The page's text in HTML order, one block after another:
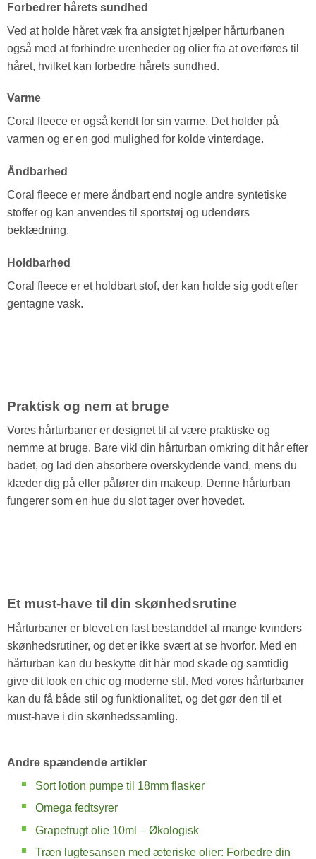
Forbedrer hårets sundhed
Ved at holde håret væk fra ansigtet hjælper hårturbanen
også med at forhindre urenheder og olier fra at overføres til
håret, hvilket kan forbedre hårets sundhed.
Varme
Coral fleece er også kendt for sin varme. Det holder på
varmen og er en god mulighed for kolde vinterdage.
Åndbarhed
Coral fleece er mere åndbart end nogle andre syntetiske
stoffer og kan anvendes til sportstøj og udendørs
beklædning.
Holdbarhed
Coral fleece er et holdbart stof, der kan holde sig godt efter
gentagne vask.
Praktisk og nem at bruge
Vores hårturbaner er designet til at være praktiske og
nemme at bruge. Bare vikl din hårturban omkring dit hår efter
badet, og lad den absorbere overskydende vand, mens du
klæder dig på eller påfører din makeup. Denne hårturban
fungerer som en hue du slot tager over hovedet.
Et must-have til din skønhedsrutine
Hårturbaner er blevet en fast bestanddel af mange kvinders
skønhedsrutiner, og det er ikke svært at se hvorfor. Med en
hårturban kan du beskytte dit hår mod skade og samtidig
give dit look en chic og moderne stil. Med vores hårturbaner
kan du få både stil og funktionalitet, og det gør den til et
must-have i din skønhedssamling.
Andre spændende artikler
Sort lotion pumpe til 18mm flasker
Omega fedtsyrer
Grapefrugt olie 10ml – Økologisk
Træn lugtesansen med æteriske olier: Forbedre din